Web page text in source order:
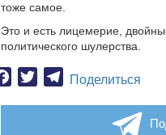
тоже самое.
Это и есть лицемерие,
политического шулерства.
Facebook
TwitterTelegram
Поделиться